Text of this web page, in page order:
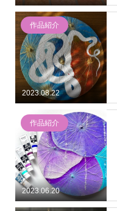
作品紹介
2023.08.22
作品紹介
2023.06.20